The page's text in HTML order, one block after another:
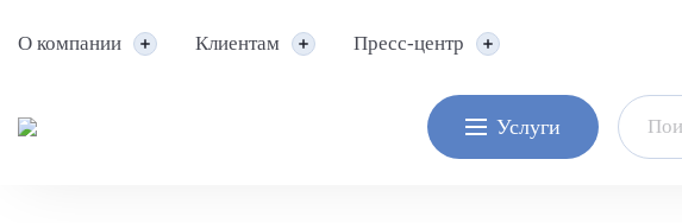
О компании Клиентам Пресс-центр
Услуги